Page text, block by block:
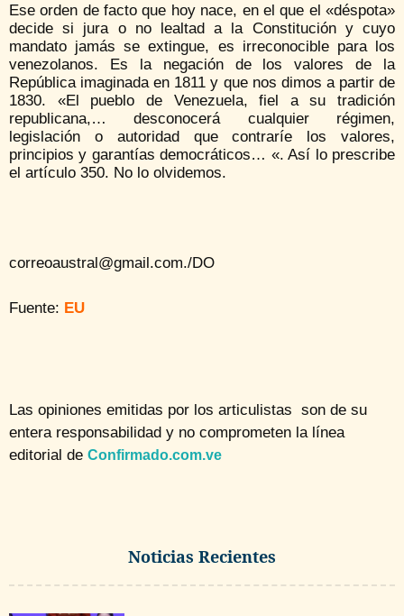
Noticias Recientes
Ese orden de facto que hoy nace, en el que el «déspota»
decide si jura o no lealtad a la Constitución y cuyo
mandato jamás se extingue, es irreconocible para los
venezolanos. Es la negación de los valores de la
República imaginada en 1811 y que nos dimos a partir de
1830. «El pueblo de Venezuela, fiel a su tradición
republicana,… desconocerá cualquier régimen,
legislación o autoridad que contraríe los valores,
principios y garantías democráticos… «. Así lo prescribe
el artículo 350. No lo olvidemos.
correoaustral@gmail.com./DO
Fuente: EU
Las opiniones emitidas por los articulistas son de su
entera responsabilidad y no comprometen la línea
editorial de Confirmado.com.ve